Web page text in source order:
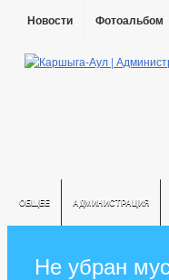
Новости Фотоальбом
ОБЩЕЕ АДМИНИСТРАЦИЯ
Не убран